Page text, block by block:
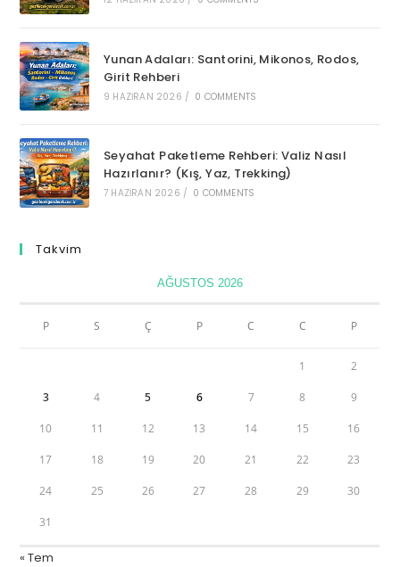
Yunan Adaları: Santorini, Mikonos, Rodos,
Girit Rehberi
9 HAZIRAN 2026 / 0 COMMENTS
Seyahat Paketleme Rehberi: Valiz Nasıl
Hazırlanır? (Kış, Yaz, Trekking)
7 HAZIRAN 2026 / 0 COMMENTS
Takvim
AĞUSTOS 2026
P S Ç P C C P
1 2
3 4 5 6 7 8 9
10 11 12 13 14 15 16
17 18 19 20 21 22 23
24 25 26 27 28 29 30
31
« Tem